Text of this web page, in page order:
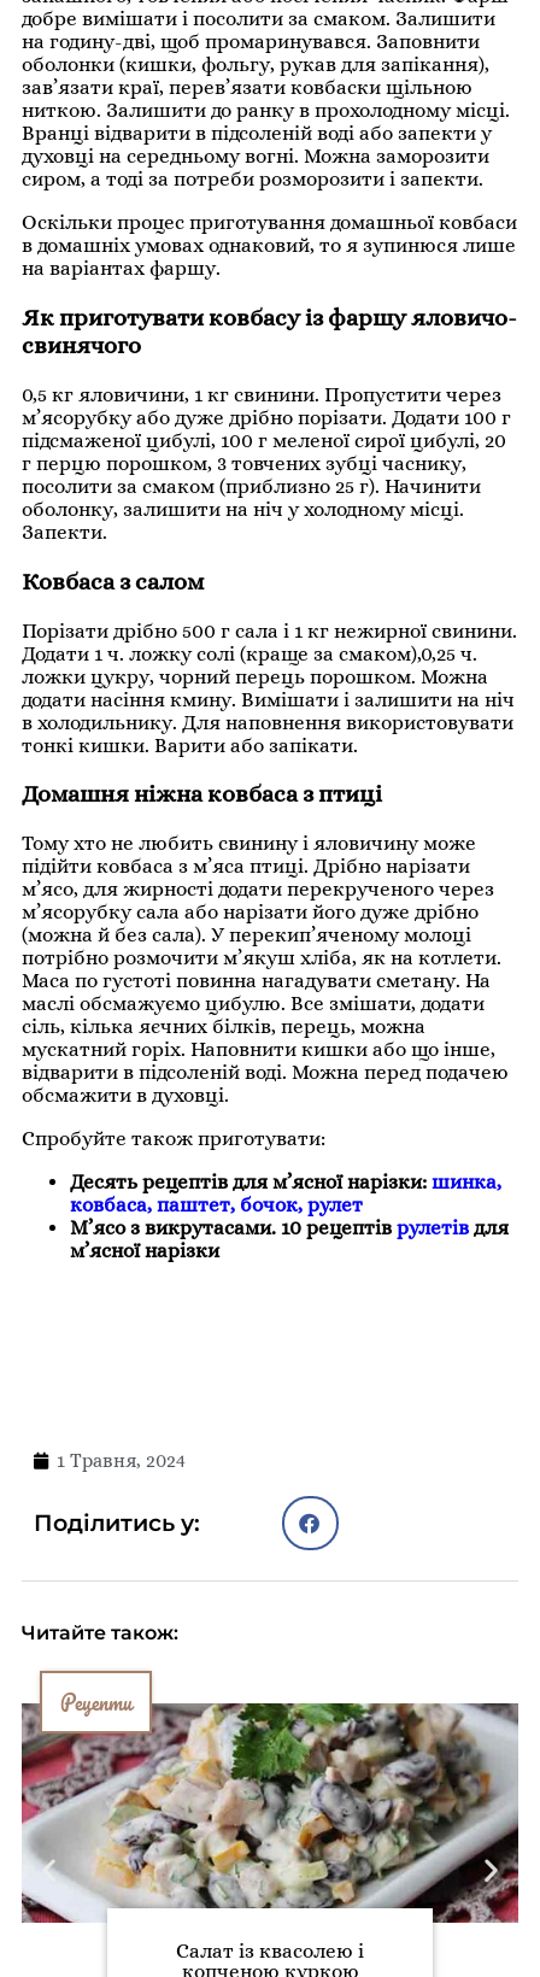
добре вимішати і посолити за смаком. Залишити
на годину-дві, щоб промаринувався. Заповнити
оболонки (кишки, фольгу, рукав для запікання),
зав’язати краї, перев’язати ковбаски щільною
ниткою. Залишити до ранку в прохолодному місці.
Вранці відварити в підсоленій воді або запекти у
духовці на середньому вогні. Можна заморозити
сиром, а тоді за потреби розморозити і запекти.
Оскільки процес приготування домашньої ковбаси
в домашніх умовах однаковий, то я зупинюся лише
на варіантах фаршу.
Як приготувати ковбасу із фаршу яловичо-
свинячого
0,5 кг яловичини, 1 кг свинини. Пропустити через
м’ясорубку або дуже дрібно порізати. Додати 100 г
підсмаженої цибулі, 100 г меленої сирої цибулі, 20
г перцю порошком, 3 товчених зубці часнику,
посолити за смаком (приблизно 25 г). Начинити
оболонку, залишити на ніч у холодному місці.
Запекти.
Ковбаса з салом
Порізати дрібно 500 г сала і 1 кг нежирної свинини.
Додати 1 ч. ложку солі (краще за смаком),0,25 ч.
ложки цукру, чорний перець порошком. Можна
додати насіння кмину. Вимішати і залишити на ніч
в холодильнику. Для наповнення використовувати
тонкі кишки. Варити або запікати.
Домашня ніжна ковбаса з птиці
Тому хто не любить свинину і яловичину може
підійти ковбаса з м’яса птиці. Дрібно нарізати
м’ясо, для жирності додати перекрученого через
м’ясорубку сала або нарізати його дуже дрібно
(можна й без сала). У перекип’яченому молоці
потрібно розмочити м’якуш хліба, як на котлети.
Маса по густоті повинна нагадувати сметану. На
маслі обсмажуємо цибулю. Все змішати, додати
сіль, кілька яєчних білків, перець, можна
мускатний горіх. Наповнити кишки або що інше,
відварити в підсоленій воді. Можна перед подачею
обсмажити в духовці.
Спробуйте також приготувати:
Десять рецептів для м’ясної нарізки: шинка,
ковбаса, паштет, бочок, рулет
М’ясо з викрутасами. 10 рецептів рулетів для
м’ясної нарізки
1 Травня, 2024
Поділитись у:
Читайте також:
Рецепти
Салат із квасолею і
копченою куркою